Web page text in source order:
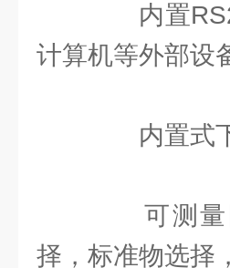
内置
计算机等外部设
内置式下
可测量
择，标准物选择